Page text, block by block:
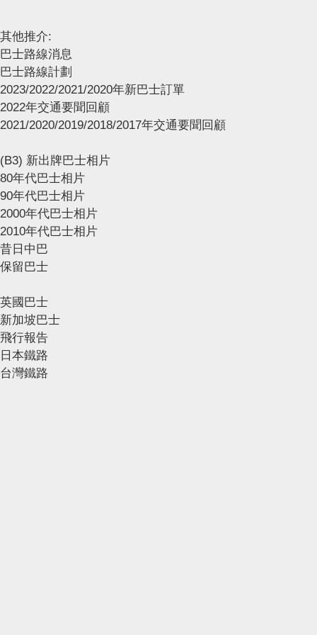
其他推介:
巴士路線消息
巴士路線計劃
2023/2022/2021/2020年新巴士訂單
2022年交通要聞回顧
2021/2020/2019/2018/2017年交通要聞回顧
(B3) 新出牌巴士相片
80年代巴士相片
90年代巴士相片
2000年代巴士相片
2010年代巴士相片
昔日中巴
保留巴士
英國巴士
新加坡巴士
飛行報告
日本鐵路
台灣鐵路